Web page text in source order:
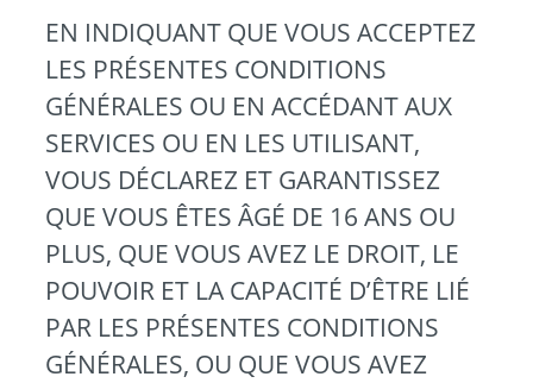
EN INDIQUANT QUE VOUS ACCEPTEZ
LES PRÉSENTES CONDITIONS
GÉNÉRALES OU EN ACCÉDANT AUX
SERVICES OU EN LES UTILISANT,
VOUS DÉCLAREZ ET GARANTISSEZ
QUE VOUS ÊTES ÂGÉ DE 16 ANS OU
PLUS, QUE VOUS AVEZ LE DROIT, LE
POUVOIR ET LA CAPACITÉ D’ÊTRE LIÉ
PAR LES PRÉSENTES CONDITIONS
GÉNÉRALES, OU QUE VOUS AVEZ